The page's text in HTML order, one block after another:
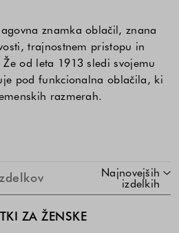
znamka oblačil, znana
trajnostnem pristopu in
od leta 1913 sledi svojemu
pod funkcionalna oblačila, ki
razmerah.
Najnovejših
izdelkih
ZA ŽENSKE